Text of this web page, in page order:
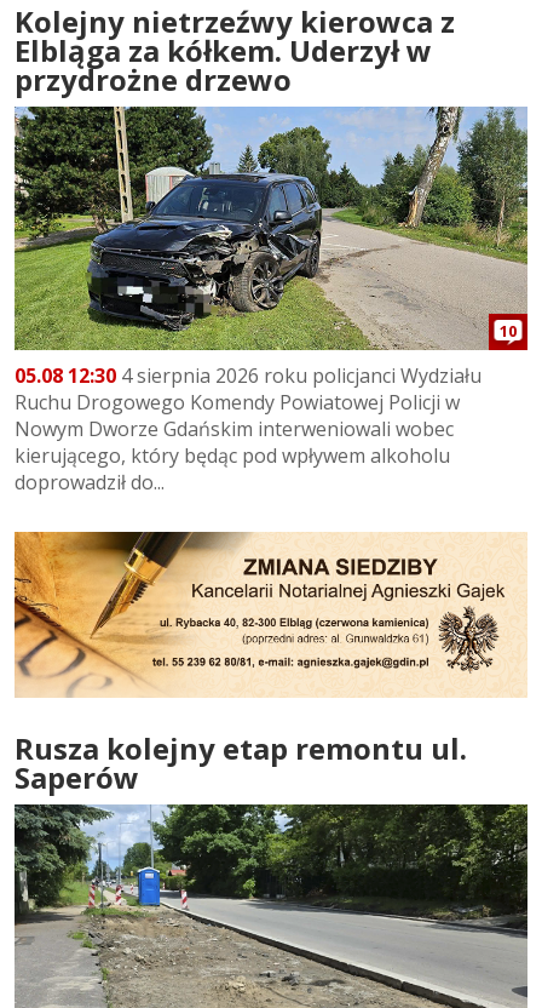
Kolejny nietrzeźwy kierowca z
Elbląga za kółkem. Uderzył w
przydrożne drzewo
10
05.08 12:30 4 sierpnia 2026 roku policjanci Wydziału
Ruchu Drogowego Komendy Powiatowej Policji w
Nowym Dworze Gdańskim interweniowali wobec
kierującego, który będąc pod wpływem alkoholu
doprowadził do...
Rusza kolejny etap remontu ul.
Saperów